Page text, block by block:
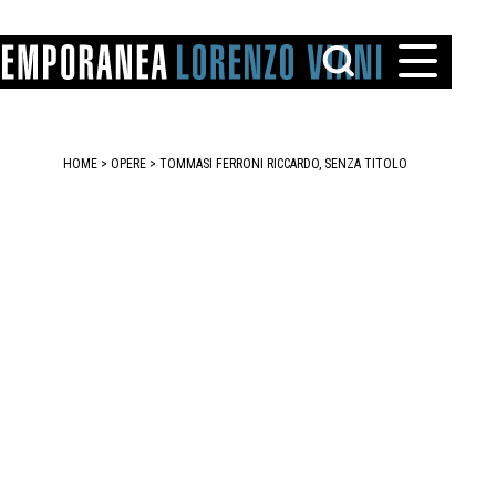
HOME > OPERE > TOMMASI FERRONI RICCARDO, SENZA TITOLO